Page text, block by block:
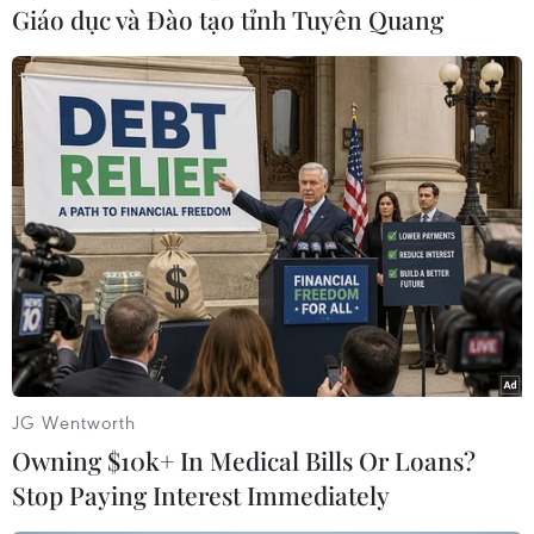
Philippines
Venezuela
Theo dõi VietnamPlus
TIN CÙNG CHUYÊN MỤC
Đại tiệc Vespa 2026: Khi biểu
tượng 80 năm của Italy thăng hoa
giữa lòng đô thị hiện đại
09/08/2026 16:09
Giáo dục và Đào tạo tỉnh Tuyên Quang
JG Wentworth
Owning $10k+ In Medical Bills Or Loans?
Stop Paying Interest Immediately